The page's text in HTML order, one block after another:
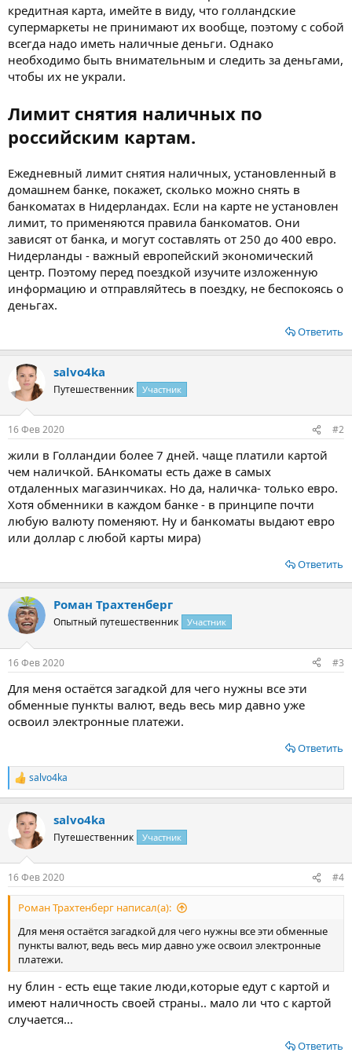
кредитная карта, имейте в виду, что голландские
супермаркеты не принимают их вообще, поэтому с собой
всегда надо иметь наличные деньги. Однако
необходимо быть внимательным и следить за деньгами,
чтобы их не украли.
Лимит снятия наличных по
российским картам.
Ежедневный лимит снятия наличных, установленный в
домашнем банке, покажет, сколько можно снять в
банкоматах в Нидерландах. Если на карте не установлен
лимит, то применяются правила банкоматов. Они
зависят от банка, и могут составлять от 250 до 400 евро.
Нидерланды - важный европейский экономический
центр. Поэтому перед поездкой изучите изложенную
информацию и отправляйтесь в поездку, не беспокоясь о
деньгах.
Ответить
salvo4ka
Путешественник Участник
16 Фев 2020 #2
жили в Голландии более 7 дней. чаще платили картой
чем наличкой. БАнкоматы есть даже в самых
отдаленных магазинчиках. Но да, наличка- только евро.
Хотя обменники в каждом банке - в принципе почти
любую валюту поменяют. Ну и банкоматы выдают евро
или доллар с любой карты мира)
Ответить
Роман Трахтенберг
Опытный путешественник Участник
16 Фев 2020 #3
Для меня остаётся загадкой для чего нужны все эти
обменные пункты валют, ведь весь мир давно уже
освоил электронные платежи.
Ответить
Р
е
к
ц
и
salvo4ka
salvo4ka
Путешественник Участник
16 Фев 2020 #4
Роман Трахтенберг написал(а):
Для меня остаётся загадкой для чего нужны все эти обменные
пункты валют, ведь весь мир давно уже освоил электронные
платежи.
ну блин - есть еще такие люди,которые едут с картой и
имеют наличность своей страны.. мало ли что с картой
случается...
Ответить